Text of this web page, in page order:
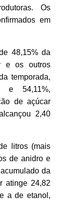
Os
em
48,15% da
e os outros
temporada,
e 54,11%,
de açúcar
2,40
litros (mais
de anidro e
da
atinge 24,82
a de etanol,